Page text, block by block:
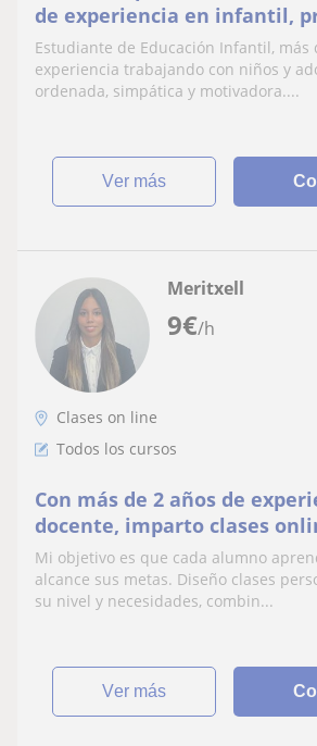
de experiencia en infantil,
Métodos de estudio y
exámenes. Simpatica y
Estudiante de Educación Infantil, más
experiencia trabajando con niños y
ordenada, simpática y motivadora....
ver más
9€/h
Meritxell
Clases on line
Todos los cursos
Con más de 2 años de
docente, imparto clases
personalizadas en todos los
Mi objetivo es que cada alumno
alcance sus metas. Diseño clases
su nivel y necesidades, combin...
ver más